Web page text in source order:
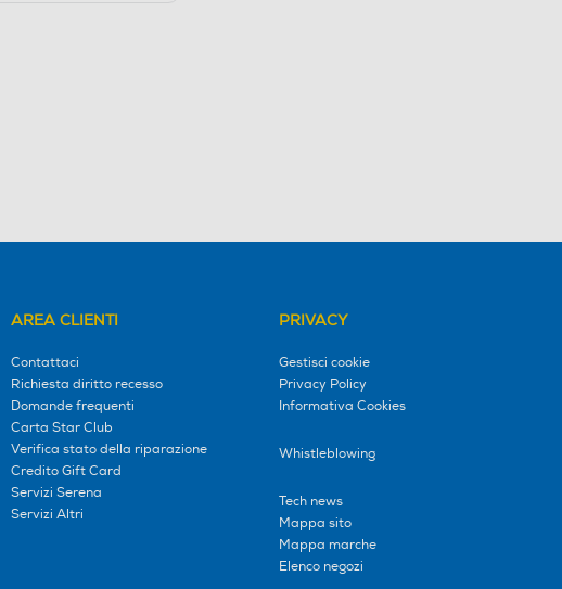
AREA CLIENTI
Contattaci
Richiesta diritto recesso
Domande frequenti
Carta Star Club
Verifica stato della riparazione
Credito Gift Card
Servizi Serena
Servizi Altri
PRIVACY
Gestisci cookie
Privacy Policy
Informativa Cookies
Whistleblowing
Tech news
Mappa sito
Mappa marche
Elenco negozi